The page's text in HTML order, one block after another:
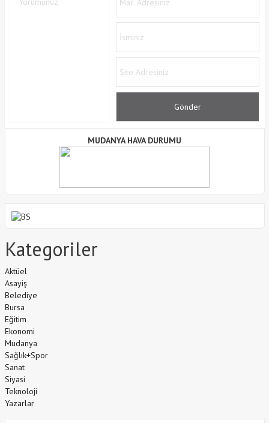
MUDANYA HAVA DURUMU
Kategoriler
Aktüel
Asayiş
Belediye
Bursa
Eğitim
Ekonomi
Mudanya
Sağlık+Spor
Sanat
Siyasi
Teknoloji
Yazarlar